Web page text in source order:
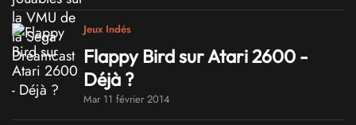
Jeux Indés
Flappy Bird sur Atari 2600 -
Déjà ?
Mar 11 février 2014